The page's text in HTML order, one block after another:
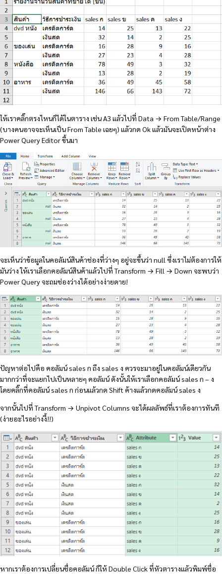
ให้เราคลิ๊กตรงไหนก็ได้ในตาราง เช่น A3 แล้วไปที่ Data → From Table/Range
(บางคนอาจจะเห็นเป็น From Table เฉยๆ) แล้วกด Ok แล้วมันจะเปิดหน้าต่าง
Power Query Editor ขึ้นมา
จะเห็นว่าข้อมูลในคอลัมน์สินค้าช่องที่ว่างๆ อยู่จะขึ้นว่า null ซึ่งเราไม่ต้องการให้
มันว่าง ให้เราเลือกคอลัมน์สินค้าแล้วไปที่ Transform → Fill → Down จะพบว่า
Power Query จะถมช่องว่างได้อย่างง่ายดาย!
ปัญหาต่อไปคือ คอลัมน์ sales ก ถึง sales ง ควรจะมาอยู่ในคอลัมน์เดียวกัน
มากกว่าที่จะแยกไปเป็นหลายๆ คอลัมน์ ดังนั้นให้เราเลือกคอลัมน์ sales ก – ง
โดยคลิ๊กที่คอลัมน์ sales ก ก่อนแล้วกด Shift ค้างแล้วกดคอลัมน์ sales ง
จากนั้นไปที่ Transform → Unpivot Columns จะได้ผลลัพธ์ที่เราต้องการทันที
(ง่ายอะไรอย่างงี้!!)
หากเราต้องการเปลี่ยนชื่อคอลัมน์ ก็ให้ Double Click ที่หัวตารางแล้วพิมพ์ชื่อ